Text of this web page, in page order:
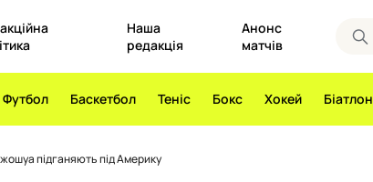
Наша
редакція
Анонс
матчів
Футбол Баскетбол Теніс Бокс Хокей Біатлон
підганяють під Америку